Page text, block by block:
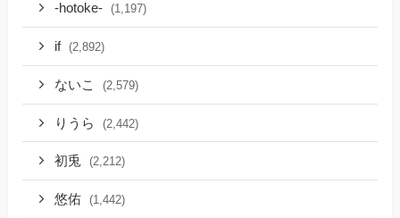
-hotoke- (1,197)
if (2,892)
ないこ (2,579)
りうら (2,442)
初兎 (2,212)
悠佑 (1,442)